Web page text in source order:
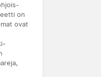
on
ovat